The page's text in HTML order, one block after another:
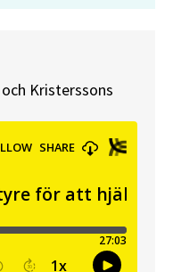
Kristerssons